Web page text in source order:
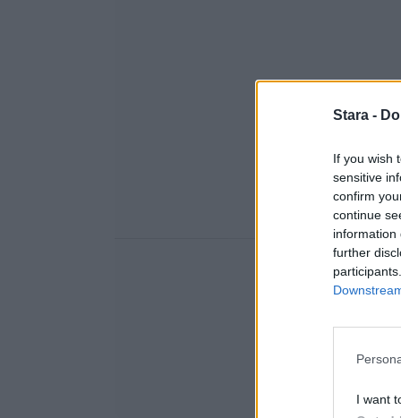
Stara -
If you wish
sensitive
confirm
continue
information
further
I want